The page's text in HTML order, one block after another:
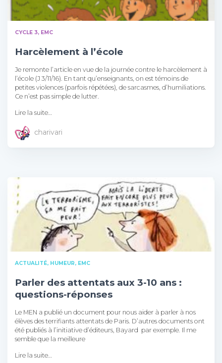
CYCLE 3 EMC
Harcèlement à l’école
Je remonte l’article en vue de la journée contre le harcèlement à
l’école (J 3/11/16). En tant qu’enseignants, on est témoins de
petites violences (parfois répétées), de sarcasmes, d’humiliations.
Ce n’est pas simple de lutter.
Lire la suite…
charivari
ACTUALITÉ, HUMEUR EMC
Parler des attentats aux 3-10 ans :
questions-réponses
Le MEN a publié un document pour nous aider à parler à nos
élèves des terrifiants attentats de Paris. D’autres documents ont
été publiés à l’initiative d’éditeurs, Bayard par exemple. Il me
semble que la meilleure
Lire la suite…